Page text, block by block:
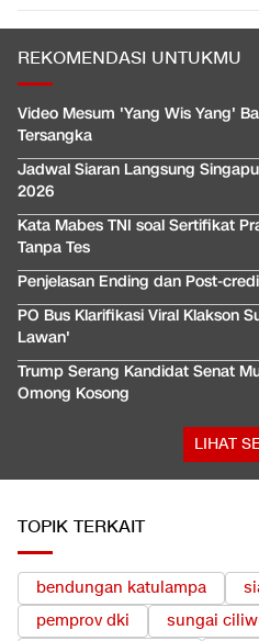
REKOMENDASI UNTUKMU
Video Mesum 'Yang Wis Yang'
Tersangka
Jadwal Siaran Langsung
2026
Kata Mabes TNI soal Sertifikat
Tanpa Tes
Penjelasan Ending dan Post-
PO Bus Klarifikasi Viral Klakson
Lawan'
Trump Serang Kandidat Senat
Omong Kosong
LIHAT
TOPIK TERKAIT
bendungan katulampa
pemprov dki
sungai